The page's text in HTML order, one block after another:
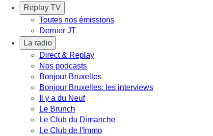
Replay TV
Toutes nos émissions
Dernier JT
La radio
Direct & Replay
Nos podcasts
Bonjour Bruxelles
Bonjour Bruxelles: les interviews
Il y a du Neuf
Le Brunch
Le Club du Dimanche
Le Club de l'Immo